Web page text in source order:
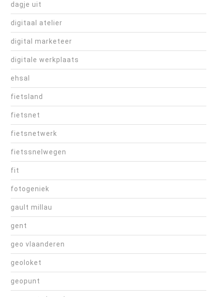
dagje uit
digitaal atelier
digital marketeer
digitale werkplaats
ehsal
fietsland
fietsnet
fietsnetwerk
fietssnelwegen
fit
fotogeniek
gault millau
gent
geo vlaanderen
geoloket
geopunt